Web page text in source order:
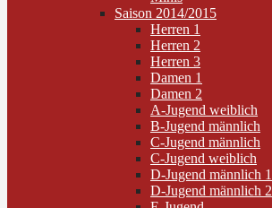
Saison 2014/2015
Herren 1
Herren 2
Herren 3
Damen 1
Damen 2
A-Jugend weiblich
B-Jugend männlich
C-Jugend männlich
C-Jugend weiblich
D-Jugend männlich 1
D-Jugend männlich 2